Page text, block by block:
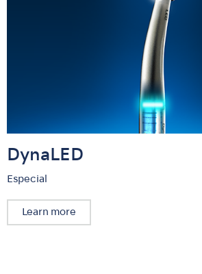
DynaLED
Especial
Learn more